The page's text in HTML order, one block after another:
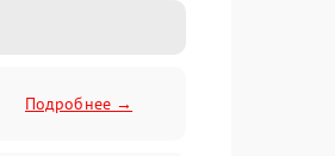
Подробнее →